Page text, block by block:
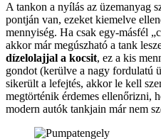
A tankon a nyílás az üzemanyag
pontján van, ezeket kiemelve
mennyiség. Ha csak egy-másfél
akkor már megúszható a tank
dízelolajjal a kocsit, ez a kis
gondot (kerülve a nagy fordulatú
sikerült a lefejtés, akkor le kell
megtörténik érdemes ellenőrizni,
modern autók tankjain már nem